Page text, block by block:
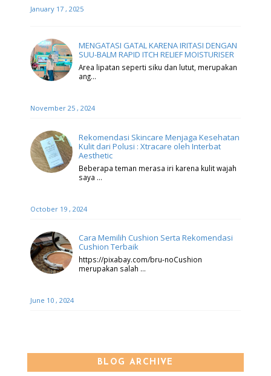
January 17 , 2025
MENGATASI GATAL KARENA IRITASI DENGAN
SUU-BALM RAPID ITCH RELIEF MOISTURISER
Area lipatan seperti siku dan lutut, merupakan
ang…
November 25 , 2024
Rekomendasi Skincare Menjaga Kesehatan
Kulit dari Polusi : Xtracare oleh Interbat
Aesthetic
Beberapa teman merasa iri karena kulit wajah
saya …
October 19 , 2024
Cara Memilih Cushion Serta Rekomendasi
Cushion Terbaik
https://pixabay.com/bru-noCushion
merupakan salah …
June 10 , 2024
BLOG ARCHIVE